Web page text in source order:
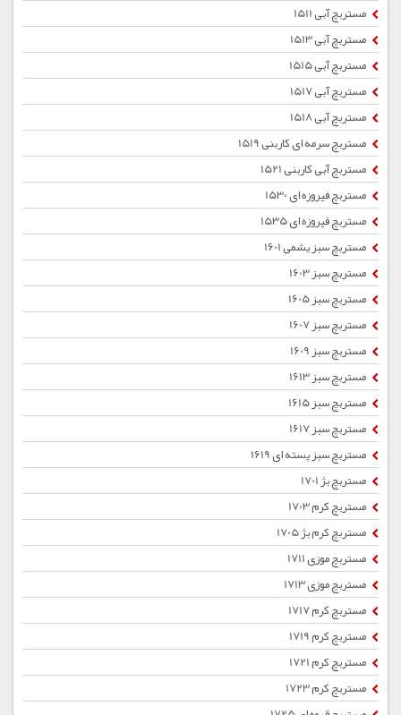
مستربچ آبی 1511
مستربچ آبی 1513
مستربچ آبی 1515
مستربچ آبی 1517
مستربچ آبی 1518
مستربچ سرمه ای کاربنی 1519
مستربچ آبی کاربنی 1521
مستربچ فیروزه ای 1530
مستربچ فیروزه ای 1535
مستربچ سبز یشمی 1601
مستربچ سبز 1603
مستربچ سبز 1605
مستربچ سبز 1607
مستربچ سبز 1609
مستربچ سبز 1613
مستربچ سبز 1615
مستربچ سبز 1617
مستربچ سبز پسته ای 1619
مستربچ بژ 1701
مستربچ کرم 1703
مستربچ کرم بژ 1705
مستربچ موزی 1711
مستربچ موزی 1713
مستربچ کرم 1717
مستربچ کرم 1719
مستربچ کرم 1721
مستربچ کرم 1723